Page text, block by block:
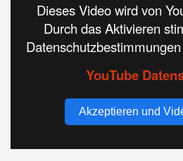
Dieses Video wird von
Durch das Aktivieren
YouTube
Akzeptieren und